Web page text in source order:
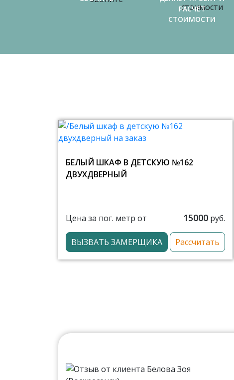
РАСЧЕТ
СТОИМОСТИ
БЕЛЫЙ ШКАФ В ДЕТСКУЮ №162
ДВУХДВЕРНЫЙ
Цена за пог. метр от 15000 руб.
ВЫЗВАТЬ ЗАМЕРЩИКА Рассчитать